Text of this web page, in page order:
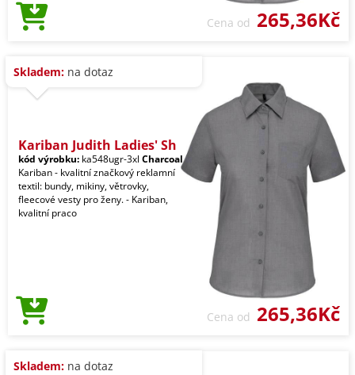
Cena od 265,36Kč
Skladem: na dotaz
Kariban Judith Ladies' Sh
kód výrobku: ka548ugr-3xl Charcoal
Kariban - kvalitní značkový reklamní
textil: bundy, mikiny, větrovky,
fleecové vesty pro ženy. - Kariban,
kvalitní praco
Cena od 265,36Kč
Skladem: na dotaz